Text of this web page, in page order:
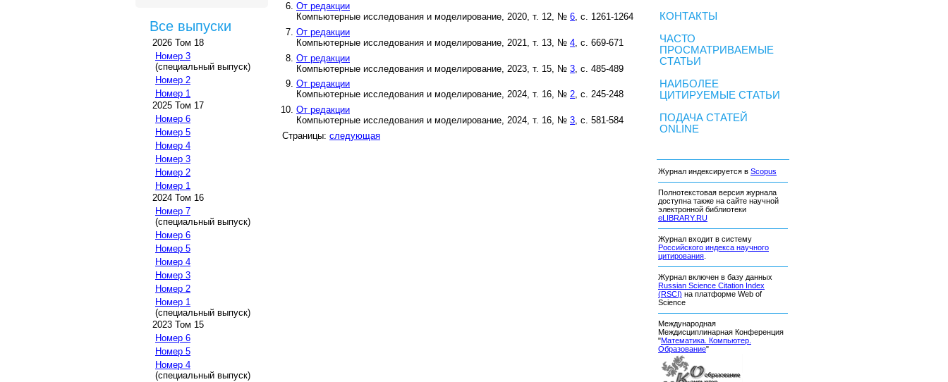
Все выпуски
2026 Том 18
Номер 3
(специальный выпуск)
Номер 2
Номер 1
2025 Том 17
Номер 6
Номер 5
Номер 4
Номер 3
Номер 2
Номер 1
2024 Том 16
Номер 7
(специальный выпуск)
Номер 6
Номер 5
Номер 4
Номер 3
Номер 2
Номер 1
(специальный выпуск)
2023 Том 15
Номер 6
Номер 5
Номер 4
(специальный выпуск)
От редакции
Компьютерные исследования и моделирование, 2020, т. 12, № 6, с. 1261-1264
От редакции
Компьютерные исследования и моделирование, 2021, т. 13, № 4 , с. 669-671
От редакции
Компьютерные исследования и моделирование, 2023, т. 15, № 3 , с. 485-489
От редакции
Компьютерные исследования и моделирование, 2024, т. 16, № 2, с. 245-248
От редакции
Компьютерные исследования и моделирование, 2024, т. 16, № 3 , с. 581-584
Страницы: следующая
КОНТАКТЫ
ЧАСТО
ПРОСМАТРИВАЕМЫЕ
СТАТЬИ
НАИБОЛЕЕ
ЦИТИРУЕМЫЕ СТАТЬИ
ПОДАЧА СТАТЕЙ
ONLINE
Журнал индексируется в Scopus
Полнотекстовая версия журнала
доступна также на сайте научной
электронной библиотеки
eLIBRARY.RU
Журнал входит в систему
Российского индекса научного
цитирования
Журнал включен в базу данных
Russian Science Citation Index
(RSCI) на платформе Web of
Science
Международная
Междисциплинарная Конференция
"Математика. Компьютер.
Образование"